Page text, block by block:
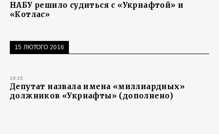
НАБУ решило судиться с «Укрнафтой» и
«Котлас»
15 ЛЮТОГО 2016
19:15
Депутат назвала имена «миллиардных»
должников «Укрнафты» (дополнено)